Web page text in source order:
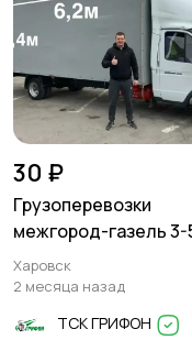
30 ₽
Грузоперевозки
межгород-газель 3-
тонн
Харовск
2 месяца назад
ТСК ГРИФОН